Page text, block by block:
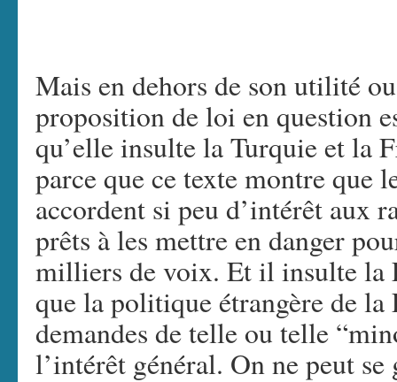
Mais en dehors de son utilité
proposition de loi en question
qu’elle insulte la Turquie et la
parce que ce texte montre que
accordent si peu d’intérêt aux
prêts à les mettre en danger
milliers de voix. Et il insulte la
que la politique étrangère de la
demandes de telle ou telle
l’intérêt général. On ne peut